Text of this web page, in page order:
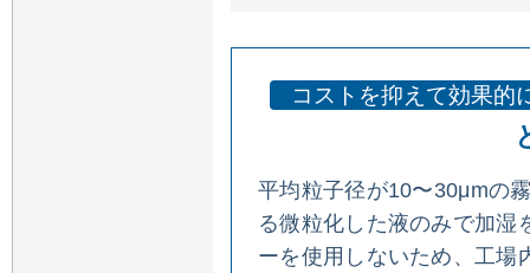
コストを抑えて効果的
平均粒子径が10〜30μmの
る微粒化した液のみで加湿
ーを使用しないため、工場